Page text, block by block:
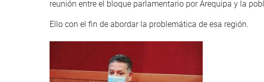
reunión entre el bloque parlamentario por Arequipa y la
Ello con el fin de abordar la problemática de esa región.